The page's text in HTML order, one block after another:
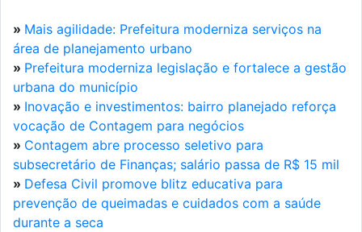
» Mais agilidade: Prefeitura moderniza serviços na
área de planejamento urbano
» Prefeitura moderniza legislação e fortalece a gestão
urbana do município
» Inovação e investimentos: bairro planejado reforça
vocação de Contagem para negócios
» Contagem abre processo seletivo para
subsecretário de Finanças; salário passa de R$ 15 mil
» Defesa Civil promove blitz educativa para
prevenção de queimadas e cuidados com a saúde
durante a seca